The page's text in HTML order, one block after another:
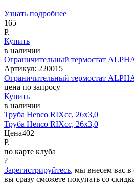
Узнать подробнее
165
Р.
Купить
в наличии
Ограничительный термостат
Артикул: 220015
Ограничительный термостат
цена по запросу
Купить
в наличии
Труба Henco RIXcс, 26x3,0
Труба Henco RIXcс, 26x3,0
Цена402
Р.
по карте клуба
?
Зарегистрируйтесь, мы внесем вас в
вы сразу сможете покупать со